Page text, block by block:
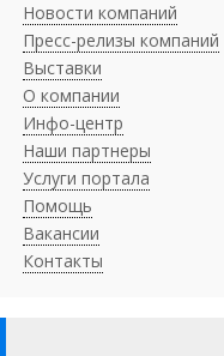
Новости компаний
Пресс-релизы компаний
Выставки
О компании
Инфо-центр
Наши партнеры
Услуги портала
Помощь
Вакансии
Контакты